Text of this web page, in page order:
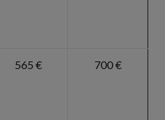
565 € 700 €